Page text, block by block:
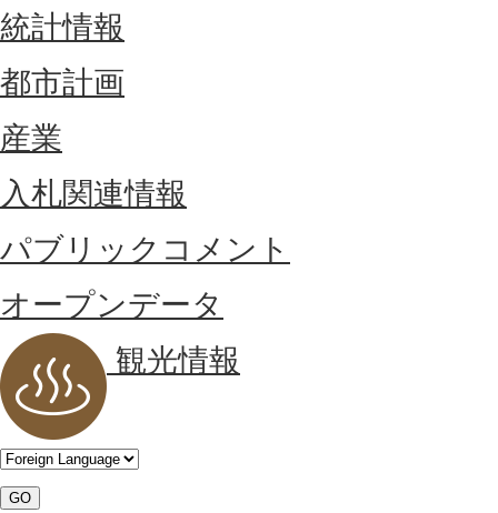
統計情報
都市計画
産業
入札関連情報
パブリックコメント
オープンデータ
観光情報
GO